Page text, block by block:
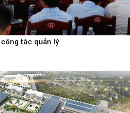
tác quản lý